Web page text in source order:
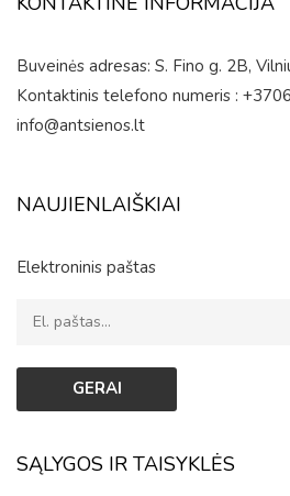
Buveinės adresas: S. Fino g. 2B,
Kontaktinis telefono numeris :
info@antsienos.lt
NAUJIENLAIŠKIAI
Elektroninis paštas
SĄLYGOS IR TAISYKLĖS